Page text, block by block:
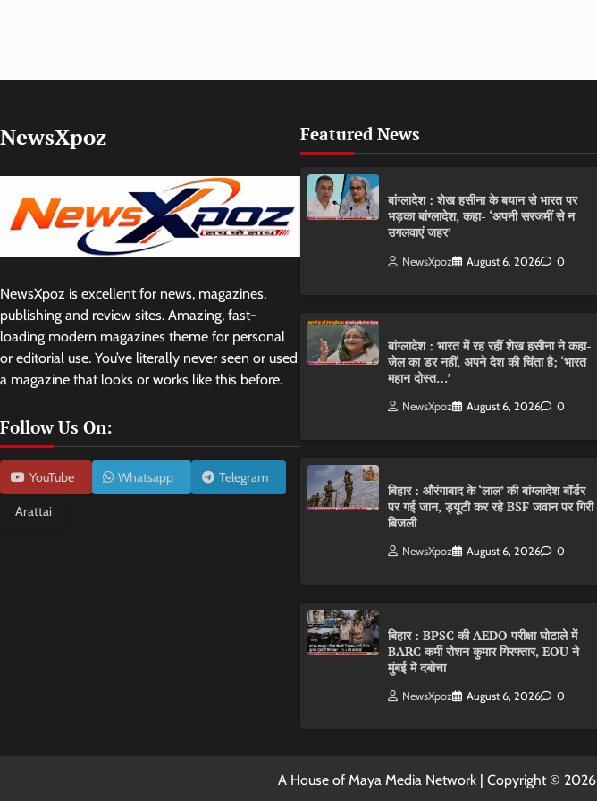
NewsXpoz
NewsXpoz is excellent for news, magazines,
publishing and review sites. Amazing, fast-
loading modern magazines theme for personal
or editorial use. You’ve literally never seen or used
a magazine that looks or works like this before.
Follow Us On:
YouTube Whatsapp Telegram
Arattai
Featured News
बांग्लादेश : शेख हसीना के बयान से भारत पर
भड़का बांग्लादेश, कहा- ‘अपनी सरजमीं से न
उगलवाएं जहर’
NewsXpoz August 6, 2026 0
बांग्लादेश : भारत में रह रहीं शेख हसीना ने कहा-
जेल का डर नहीं, अपने देश की चिंता है; ‘भारत
महान दोस्त…’
NewsXpoz August 6, 2026 0
बिहार : औरंगाबाद के ‘लाल’ की बांग्लादेश बॉर्डर
पर गई जान, ड्यूटी कर रहे BSF जवान पर गिरी
बिजली
NewsXpoz August 6, 2026 0
बिहार : BPSC की AEDO परीक्षा घोटाले में
BARC कर्मी रोशन कुमार गिरफ्तार, EOU ने
मुंबई में दबोचा
NewsXpoz August 6, 2026 0
A House of Maya Media Network | Copyright © 2026